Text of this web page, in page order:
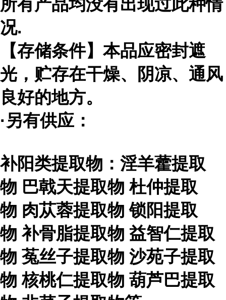
所有产品均没有出现过此种情
况.
【存储条件】本品应密封遮
光，贮存在干燥、阴凉、通风
良好的地方。
·另有供应：
补阳类提取物：淫羊藿提取
物 巴戟天提取物 杜仲提取
物 肉苁蓉提取物 锁阳提取
物 补骨脂提取物 益智仁提取
物 菟丝子提取物 沙苑子提取
物 核桃仁提取物 葫芦巴提取